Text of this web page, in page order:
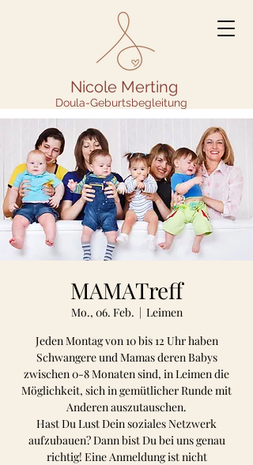
Nicole Merting
Doula-Geburtsbegleitung
MAMATreff
Mo., 06. Feb.
  |
Leimen
Jeden Montag von 10 bis 12 Uhr haben
Schwangere und Mamas deren Babys
zwischen 0-8 Monaten sind, in Leimen die
Möglichkeit, sich in gemütlicher Runde mit
Anderen auszutauschen.
Hast Du Lust Dein soziales Netzwerk
aufzubauen? Dann bist Du bei uns genau
richtig! Eine Anmeldung ist nicht